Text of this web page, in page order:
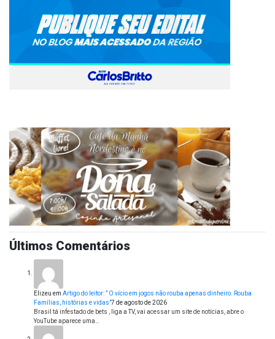
Últimos Comentários
Elizeu em Artigo do leitor: ” O vício em jogos não rouba apenas dinheiro. Rouba
Famílias, histórias e vidas”7 de agosto de 2026
Brasil tá infestado de bets , liga a TV, vai acessar um site de notícias, abre o
YouTube aparece uma…